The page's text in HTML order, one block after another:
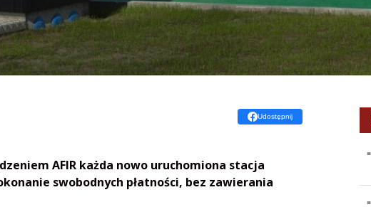
Udostępnij
AFIR każda nowo uruchomiona stacja
swobodnych płatności, bez zawierania